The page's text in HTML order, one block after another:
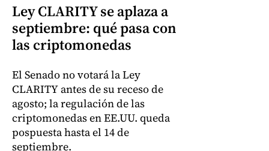
Ley CLARITY se aplaza a
septiembre: qué pasa con
las criptomonedas
El Senado no votará la Ley
CLARITY antes de su receso de
agosto; la regulación de las
criptomonedas en EE.UU. queda
pospuesta hasta el 14 de
septiembre.